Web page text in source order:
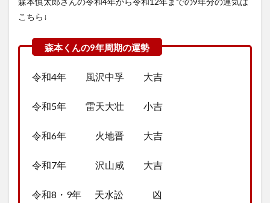
こちら↓
令和4年 風沢中孚 大吉
令和5年 雷天大壮 小吉
令和6年 火地晋 大吉
令和7年 沢山咸 大吉
令和8・9年 天水訟 凶